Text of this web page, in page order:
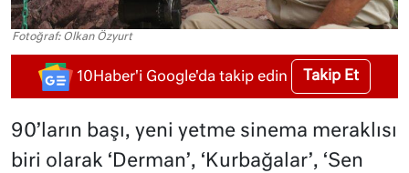
Fotoğraf: Olkan Özyurt
10Haber'i Google'da takip edin Takip Et
90’ların başı, yeni yetme sinema meraklısı
biri olarak ‘Derman’, ‘Kurbağalar’, ‘Sen